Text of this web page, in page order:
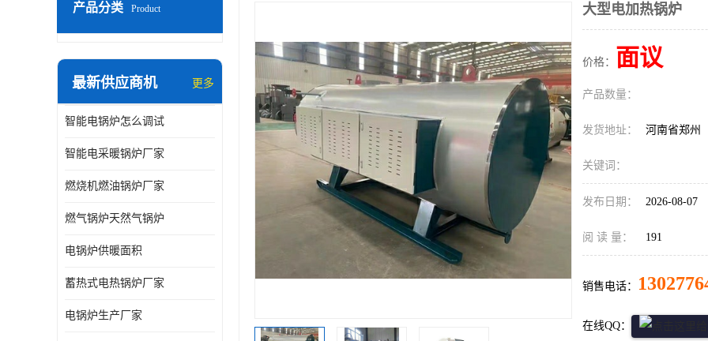
产品分类 Product
最新供应商机 更多
智能电锅炉怎么调试
智能电采暖锅炉厂家
燃烧机燃油锅炉厂家
燃气锅炉天然气锅炉
电锅炉供暖面积
蓄热式电热锅炉厂家
电锅炉生产厂家
大型电加热锅炉
价格： 面议
产品数量：
发货地址： 河南省郑州
关键词：
发布日期： 2026-08-07
阅 读 量： 191
销售电话：
在线QQ：